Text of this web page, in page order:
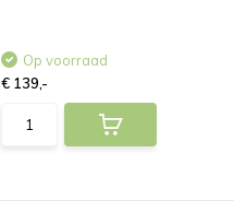
Op voorraad
€ 139,-